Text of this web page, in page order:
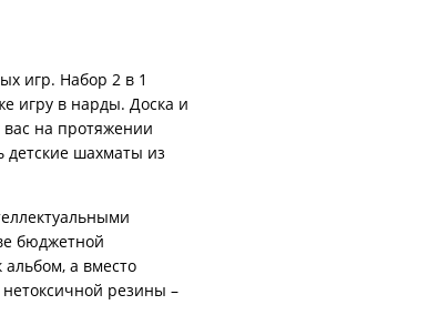
игр. Набор 2 в 1
игру в нарды. Доска и
на протяжении
детские шахматы из
бюджетной
а вместо
резины –